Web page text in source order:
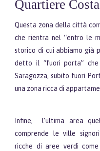
Quartiere
Questa zona della città
che rientra nel “entro le
storico di cui abbiamo già
detto il “fuori porta”
Saragozza, subito fuori
una zona ricca di
Infine, l’ultima area
comprende le ville
ricche di aree verdi